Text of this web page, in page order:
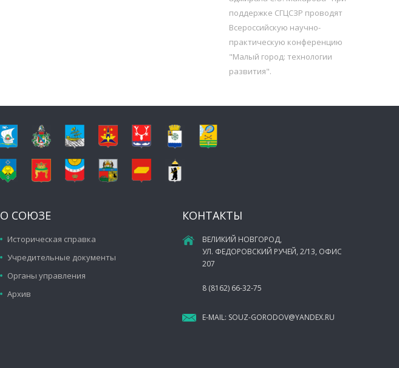
поддержке СГЦСЗР проводят
Всероссийскую научно-
практическую конференцию
"Малый город: технологии
развития".
О СОЮЗЕ
Историческая справка
Учредительные документы
Органы управления
Архив
КОНТАКТЫ
ВЕЛИКИЙ НОВГОРОД,
УЛ. ФЕДОРОВСКИЙ РУЧЕЙ, 2/13, ОФИС
207
8 (8162) 66-32-75
E-MAIL: SOUZ-GORODOV@YANDEX.RU